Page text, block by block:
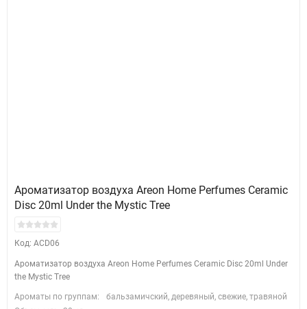
Ароматизатор воздуха Areon Home Perfumes Ceramic
Disc 20ml Under the Mystic Tree
Код: ACD06
Ароматизатор воздуха Areon Home Perfumes Ceramic Disc 20ml Under
the Mystic Tree
Ароматы по группам:
бальзамичский, деревяный, свежие, травяной